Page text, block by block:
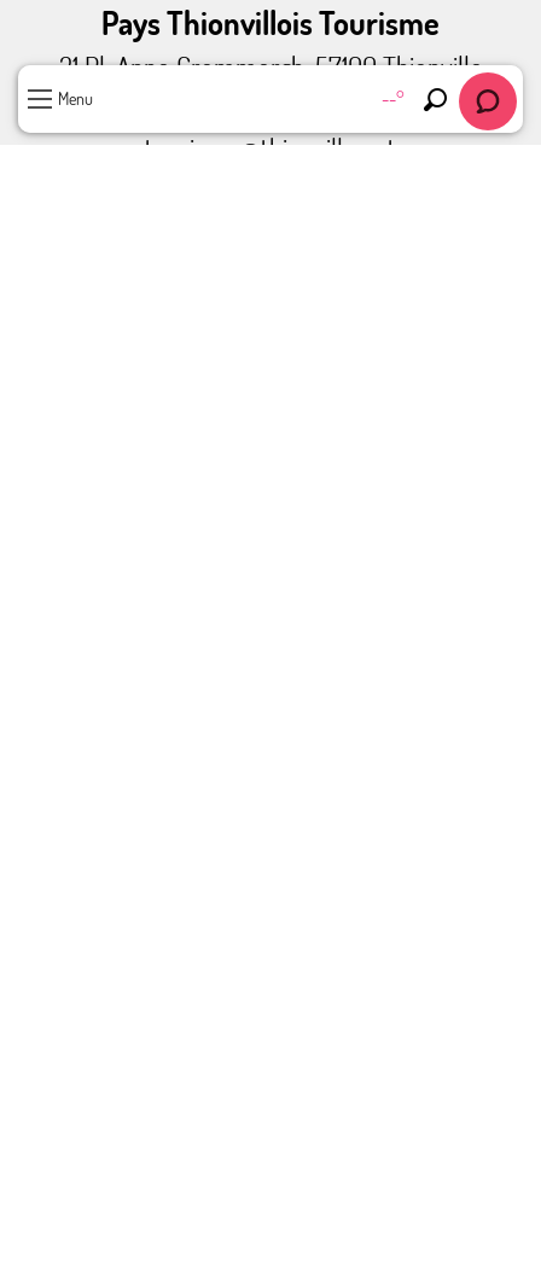
Menu --°
Recherche
Pays Thionvillois Tourisme
31 Pl. Anne Grommerch, 57100 Thionville
Tel. +33 3 82 53 33 18
tourisme@thionville.net